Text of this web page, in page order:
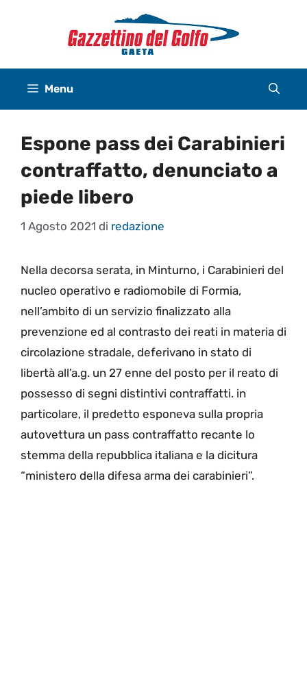
Menu
Espone pass dei Carabinieri
contraffatto, denunciato a
piede libero
1 Agosto 2021 di redazione
Nella decorsa serata, in Minturno, i Carabinieri del
nucleo operativo e radiomobile di Formia,
nell’ambito di un servizio finalizzato alla
prevenzione ed al contrasto dei reati in materia di
circolazione stradale, deferivano in stato di
libertà all’a.g. un 27 enne del posto per il reato di
possesso di segni distintivi contraffatti. in
particolare, il predetto esponeva sulla propria
autovettura un pass contraffatto recante lo
stemma della repubblica italiana e la dicitura
“ministero della difesa arma dei carabinieri”.